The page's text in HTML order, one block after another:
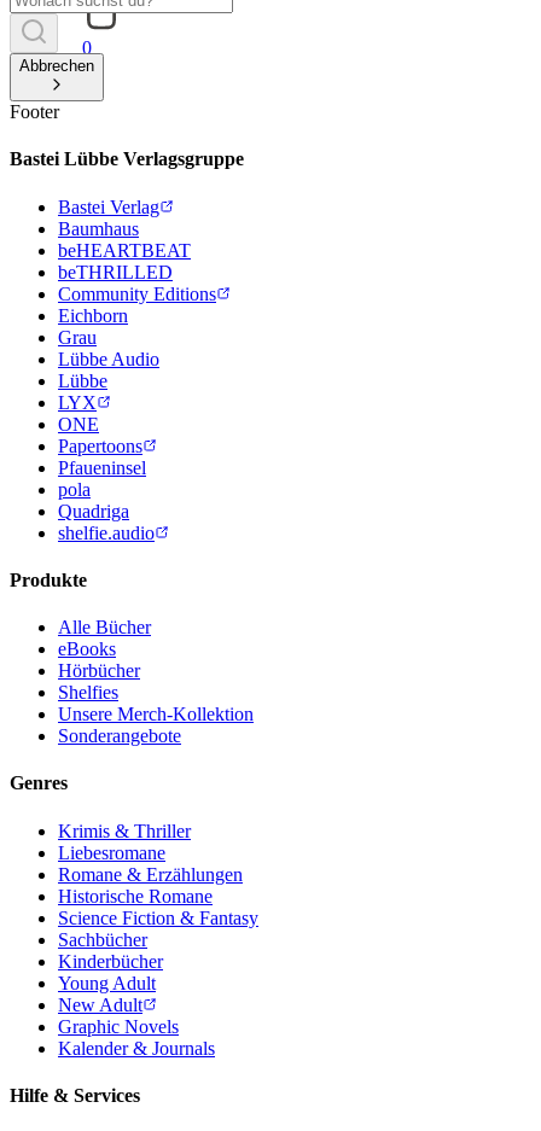
0
Abbrechen
Footer
Bastei Lübbe Verlagsgruppe
Bastei Verlag
Baumhaus
beHEARTBEAT
beTHRILLED
Community Editions
Eichborn
Grau
Lübbe Audio
Lübbe
LYX
ONE
Papertoons
Pfaueninsel
pola
Quadriga
shelfie.audio
Produkte
Alle Bücher
eBooks
Hörbücher
Shelfies
Unsere Merch-Kollektion
Sonderangebote
Genres
Krimis & Thriller
Liebesromane
Romane & Erzählungen
Historische Romane
Science Fiction & Fantasy
Sachbücher
Kinderbücher
Young Adult
New Adult
Graphic Novels
Kalender & Journals
Hilfe & Services